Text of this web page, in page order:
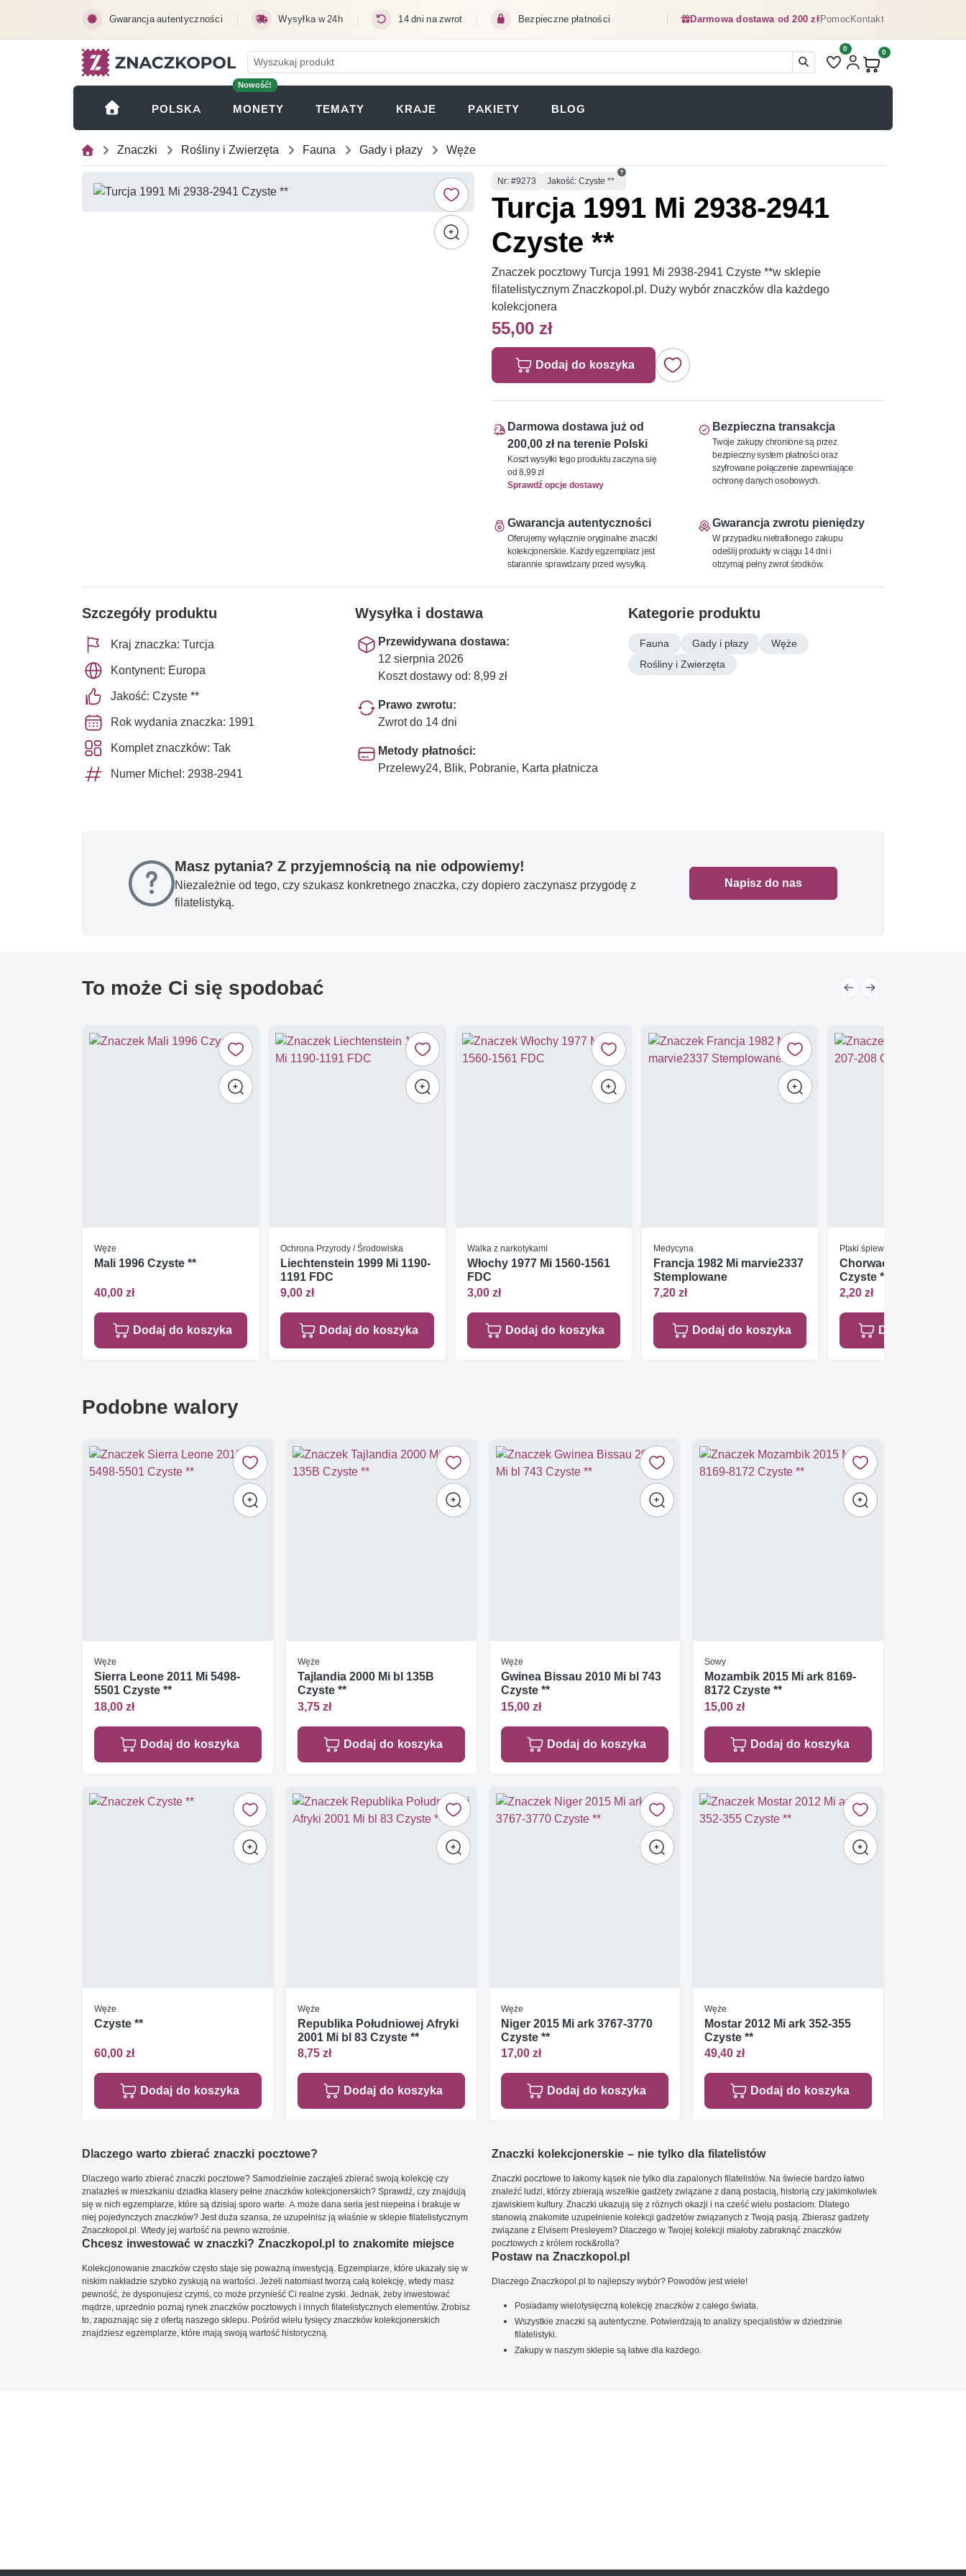
Gwarancja autentyczności Wysyłka w 24h 14 dni na zwrot Bezpieczne płatności Darmowa dostawa od 200 złPomocKontakt
Liczba pozycji na liście
0
Produkty w koszyku:
0
POLSKA
Nowość!
MONETY (OTWIERA SIĘ W NOWEJ KARCIE)
TEMATY KRAJE PAKIETY BLOG
Znaczki Rośliny i Zwierzęta Fauna Gady i płazy Węże
Numer
Nr: #9273 Jakość: Czyste **
Turcja 1991 Mi 2938-2941
Czyste **
Znaczek pocztowy Turcja 1991 Mi 2938-2941 Czyste **w sklepie
filatelistycznym Znaczkopol.pl. Duży wybór znaczków dla każdego
kolekcjonera
55,00 zł
Dodaj do koszyka
Darmowa dostawa już od
200,00 zł na terenie Polski
Koszt wysyłki tego produktu zaczyna się
od 8,99 zł
Sprawdź opcje dostawy
Bezpieczna transakcja
Twoje zakupy chronione są przez
bezpieczny system płatności oraz
szyfrowane połączenie zapewniające
ochronę danych osobowych.
Gwarancja autentyczności
Oferujemy wyłącznie oryginalne znaczki
kolekcjonerskie. Każdy egzemplarz jest
starannie sprawdzany przed wysyłką.
Gwarancja zwrotu pieniędzy
W przypadku nietrafionego zakupu
odeślij produkty w ciągu 14 dni i
otrzymaj pełny zwrot środków.
Szczegóły produktu
Kraj znaczka: Turcja
Kontynent: Europa
Jakość: Czyste **
Rok wydania znaczka: 1991
Komplet znaczków: Tak
Numer Michel: 2938-2941
Wysyłka i dostawa
Przewidywana dostawa:
12 sierpnia 2026
Koszt dostawy od: 8,99 zł
Prawo zwrotu:
Zwrot do 14 dni
Metody płatności:
Przelewy24, Blik, Pobranie, Karta płatnicza
Kategorie produktu
Fauna Gady i płazy
Węże
Rośliny i Zwierzęta
Masz pytania? Z przyjemnością na nie odpowiemy!
Niezależnie od tego, czy szukasz konkretnego znaczka, czy dopiero zaczynasz przygodę z
filatelistyką.
Napisz do nas
To może Ci się spodobać
Węże
Mali 1996 Czyste **
40,00 zł
Dodaj do koszyka
Ochrona Przyrody / Środowiska
Liechtenstein 1999 Mi 1190-
1191 FDC
9,00 zł
Dodaj do koszyka
Walka z narkotykami
Włochy 1977 Mi 1560-1561
FDC
3,00 zł
Dodaj do koszyka
Medycyna
Francja 1982 Mi marvie2337
Stemplowane
7,20 zł
Dodaj do koszyka
Ptaki śpiewające
Chorwacja 1992 Mi
Czyste **
2,20 zł
Dodaj do
Podobne walory
Węże
Sierra Leone 2011 Mi 5498-
5501 Czyste **
18,00 zł
Dodaj do koszyka
Węże
Tajlandia 2000 Mi bl 135B
Czyste **
3,75 zł
Dodaj do koszyka
Węże
Gwinea Bissau 2010 Mi bl 743
Czyste **
15,00 zł
Dodaj do koszyka
Sowy
Mozambik 2015 Mi ark 8169-
8172 Czyste **
15,00 zł
Dodaj do koszyka
Węże
Czyste **
60,00 zł
Dodaj do koszyka
Węże
Republika Południowej Afryki
2001 Mi bl 83 Czyste **
8,75 zł
Dodaj do koszyka
Węże
Niger 2015 Mi ark 3767-3770
Czyste **
17,00 zł
Dodaj do koszyka
Węże
Mostar 2012 Mi ark 352-355
Czyste **
49,40 zł
Dodaj do koszyka
Dlaczego warto zbierać znaczki pocztowe?
Dlaczego warto zbierać znaczki pocztowe? Samodzielnie zacząłeś zbierać swoją kolekcję czy
znalazłeś w mieszkaniu dziadka klasery pełne znaczków kolekcjonerskich? Sprawdź, czy znajdują
się w nich egzemplarze, które są dzisiaj sporo warte. A może dana seria jest niepełna i brakuje w
niej pojedynczych znaczków? Jest duża szansa, że uzupełnisz ją właśnie w sklepie filatelistycznym
Znaczkopol.pl. Wtedy jej wartość na pewno wzrośnie.
Chcesz inwestować w znaczki? Znaczkopol.pl to znakomite miejsce
Kolekcjonowanie znaczków często staje się poważną inwestycją. Egzemplarze, które ukazały się w
niskim nakładzie szybko zyskują na wartości. Jeżeli natomiast tworzą całą kolekcję, wtedy masz
pewność, że dysponujesz czymś, co może przynieść Ci realne zyski. Jednak, żeby inwestować
mądrze, uprzednio poznaj rynek znaczków pocztowych i innych filatelistycznych elementów. Zrobisz
to, zapoznając się z ofertą naszego sklepu. Pośród wielu tysięcy znaczków kolekcjonerskich
znajdziesz egzemplarze, które mają swoją wartość historyczną.
Znaczki kolekcjonerskie – nie tylko dla filatelistów
Znaczki pocztowe to łakomy kąsek nie tylko dla zapalonych filatelistów. Na świecie bardzo łatwo
znaleźć ludzi, którzy zbierają wszelkie gadżety związane z daną postacią, historią czy jakimkolwiek
zjawiskiem kultury. Znaczki ukazują się z różnych okazji i na cześć wielu postaciom. Dlatego
stanowią znakomite uzupełnienie kolekcji gadżetów związanych z Twoją pasją. Zbierasz gadżety
związane z Elvisem Presleyem? Dlaczego w Twojej kolekcji miałoby zabraknąć znaczków
pocztowych z królem rock&rolla?
Postaw na Znaczkopol.pl
Dlaczego Znaczkopol.pl to najlepszy wybór? Powodów jest wiele!
Posiadamy wielotysięczną kolekcję znaczków z całego świata.
Wszystkie znaczki są autentyczne. Potwierdzają to analizy specjalistów w dziedzinie
filatelistyki.
Zakupy w naszym sklepie są łatwe dla każdego.